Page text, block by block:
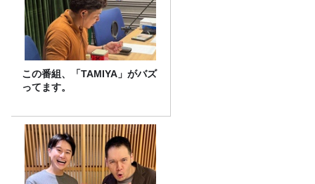
この番組、「TAMIYA」がバズ
ってます。